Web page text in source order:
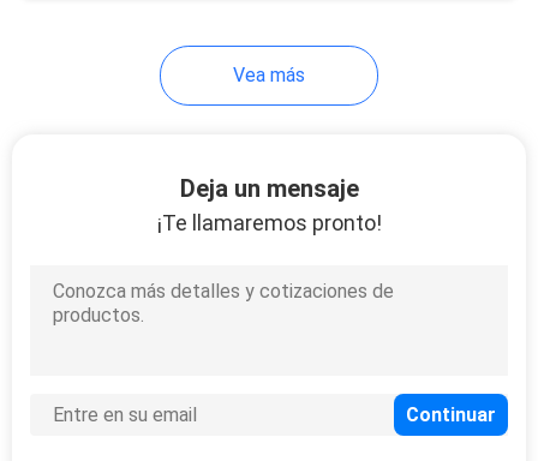
ÉNTRENOS
CASOS
MAPA
Vea más
Deja un mensaje
¡Te llamaremos pronto!